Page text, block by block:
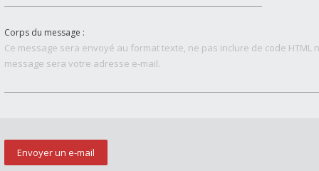
Corps du message :
Ce message sera envoyé au format texte, ne pas inclure de code HTML
message sera votre adresse e-mail.